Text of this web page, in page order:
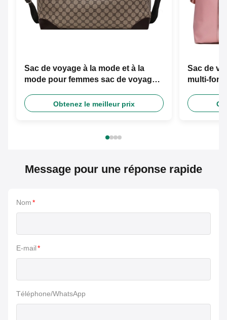
Sac de voyage à la mode et à la
mode pour femmes sac de voyage
Obtenez le meilleur prix
Sac de
multi-
Message pour une réponse rapide
Nom*
E-mail*
Téléphone/WhatsApp